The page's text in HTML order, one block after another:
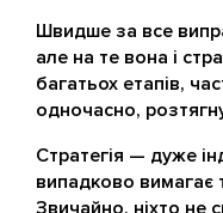
Швидше за все
але на те вона і
багатьох етапів,
одночасно,
Стратегія — дуже
випадково вимагає